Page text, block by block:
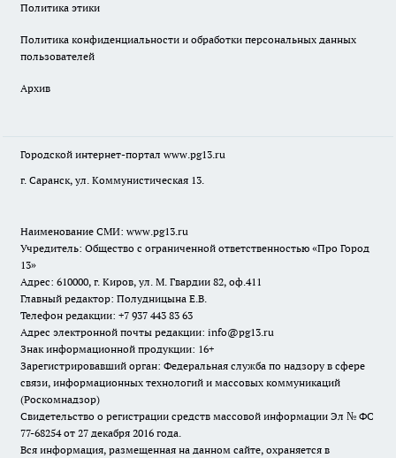
Политика этики
Политика конфиденциальности и обработки персональных данных
пользователей
Архив
Городской интернет-портал www.pg13.ru
г. Саранск, ул. Коммунистическая 13.
Наименование СМИ: www.pg13.ru
Учредитель: Общество с ограниченной ответственностью «Про Город
13»
Адрес: 610000, г. Киров, ул. М. Гвардии 82, оф.411
Главный редактор: Полудницына Е.В.
Телефон редакции: +7 937 443 83 63
Адрес электронной почты редакции: info@pg13.ru
Знак информационной продукции: 16+
Зарегистрировавший орган: Федеральная служба по надзору в сфере
связи, информационных технологий и массовых коммуникаций
(Роскомнадзор)
Свидетельство о регистрации средств массовой информации Эл № ФС
77-68254 от 27 декабря 2016 года.
Вся информация, размещенная на данном сайте, охраняется в